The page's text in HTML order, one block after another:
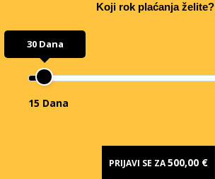
Koji rok plaćanja želite?
30 Dana
15 Dana
PRIJAVI SE ZA500,00 €